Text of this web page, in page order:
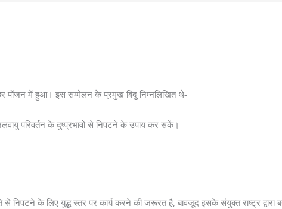
पोंजन में हुआ। इस सम्मेलन के प्रमुख बिंदु निम्नलिखित थे-
परिवर्तन के दुष्प्रभावों से निपटने के उपाय कर सकें।
से निपटने के लिए युद्ध स्तर पर कार्य करने की जरूरत है, बावजूद इसके संयुक्त राष्ट्र